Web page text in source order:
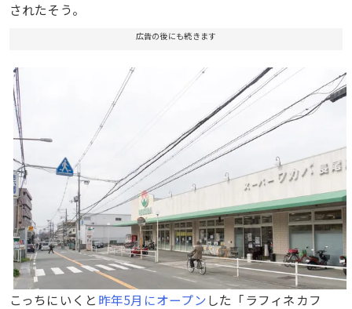
されたそう。
広告の後にも続きます
こっちにいくと 昨年5月にオープンした「ラフィネカフ